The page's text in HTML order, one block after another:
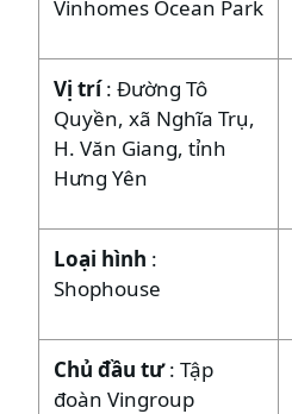
Vinhomes Ocean Park
Vị trí: Đường Tô
Quyền, xã Nghĩa Trụ,
H. Văn Giang, tỉnh
Hưng Yên
Loại hình :
Shophouse
Chủ đầu tư: Tập
đoàn Vingroup